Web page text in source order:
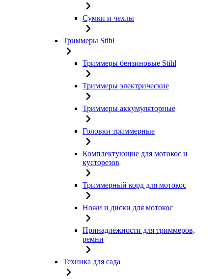
Сумки и чехлы
Триммеры Stihl
Триммеры бензиновые Stihl
Триммеры электрические
Триммеры аккумуляторные
Головки триммерные
Комплектующие для мотокос и
кусторезов
Триммерный корд для мотокос
Ножи и диски для мотокос
Принадлежности для триммеров,
ремни
Техника для сада